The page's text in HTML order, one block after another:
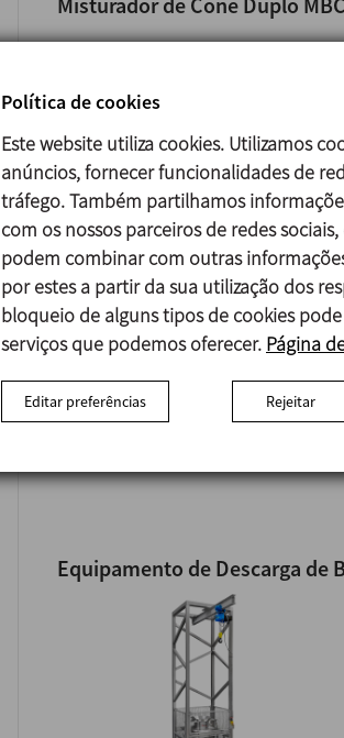
Misturador Tipo V MV
Equipamento de Descarga de
Política de cookies
Este website utiliza cookies. Utilizamos
anúncios, fornecer funcionalidades de
tráfego. Também partilhamos
com os nossos parceiros de redes
podem combinar com outras
por estes a partir da sua utilização dos
bloqueio de alguns tipos de cookies
serviços que podemos oferecer. Página
Editar preferências Rejeitar